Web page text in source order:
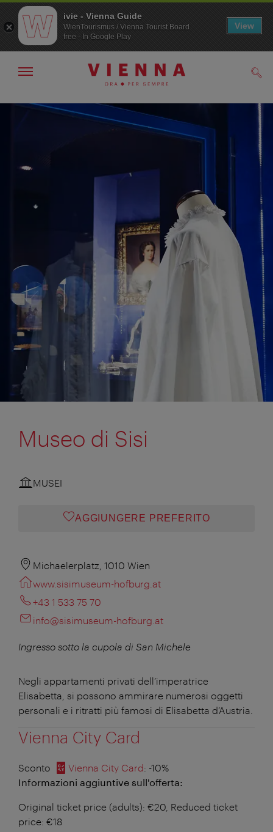
Alla
Al
Mostra/nascondi
Museo di Sisi
MUSEI
AGGIUNGERE PREFERITO
Michaelerplatz, 1010 Wien
www.sisimuseum-hofburg.at
+43 1 533 75 70
info@sisimuseum-hofburg.at
Ingresso sotto la cupola di San Michele
Negli appartamenti privati dell’imperatrice
Elisabetta, si possono ammirare numerosi oggetti
personali e i ritratti più famosi di Elisabetta d’Austria.
Vienna City Card
Sconto Vienna City Card: -10%
Informazioni aggiuntive sull'offerta:
Original ticket price (adults): €20, Reduced ticket
price: €18
ivie - Vienna Guide
WienTourismus / Vienna Tourist Board
free - In Google Play
View